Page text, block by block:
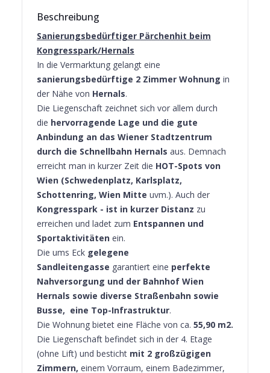
Beschreibung
Sanierungsbedürftiger Pärchenhit beim
Kongresspark/Hernals
In die Vermarktung gelangt eine
sanierungsbedürftige 2 Zimmer Wohnung in
der Nähe von Hernals.
Die Liegenschaft zeichnet sich vor allem durch
die hervorragende Lage und die gute
Anbindung an das Wiener Stadtzentrum
durch die Schnellbahn Hernals aus. Demnach
erreicht man in kurzer Zeit die HOT-Spots von
Wien (Schwedenplatz, Karlsplatz,
Schottenring, Wien Mitte uvm.). Auch der
Kongresspark - ist in kurzer Distanz zu
erreichen und ladet zum Entspannen und
Sportaktivitäten ein.
Die ums Eck gelegene
Sandleitengasse garantiert eine perfekte
Nahversorgung und der Bahnhof Wien
Hernals sowie diverse Straßenbahn sowie
Busse, eine Top-Infrastruktur.
Die Wohnung bietet eine Fläche von ca. 55,90 m2.
Die Liegenschaft befindet sich in der 4. Etage
(ohne Lift) und besticht mit 2 großzügigen
Zimmern, einem Vorraum, einem Badezimmer,